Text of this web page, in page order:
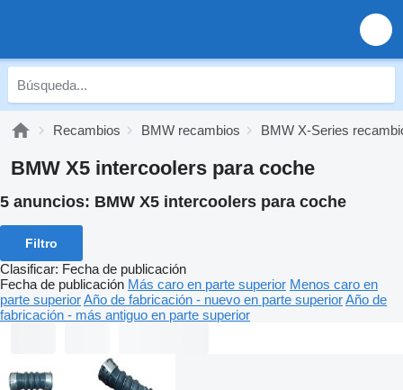
Recambios BMW recambios BMW X-Series
BMW X5 intercoolers para coche
5 anuncios: BMW X5 intercoolers para coche
Filtro
Clasificar: Fecha de publicación
Fecha de publicación Más caro en parte superior Menos caro en
parte superiorAño de fabricación - nuevo en parte superiorAño de
fabricación - más antiguo en parte superior